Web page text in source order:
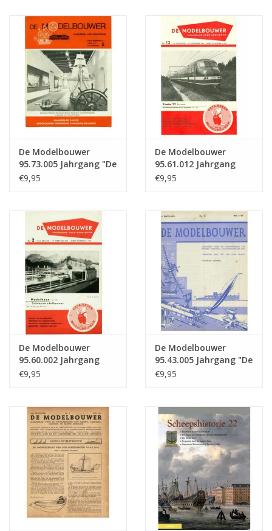
De Modelbouwer
95.73.005 Jahrgang "De
Modelbouwer"
€9,95
De Modelbouwer
95.61.012 Jahrgang
"Der Modellbauer"
€9,95
De Modelbouwer
95.60.002 Jahrgang
"Der Modellbauer"
€9,95
De Modelbouwer
95.43.005 Jahrgang "De
Modelbouwer"
€9,95